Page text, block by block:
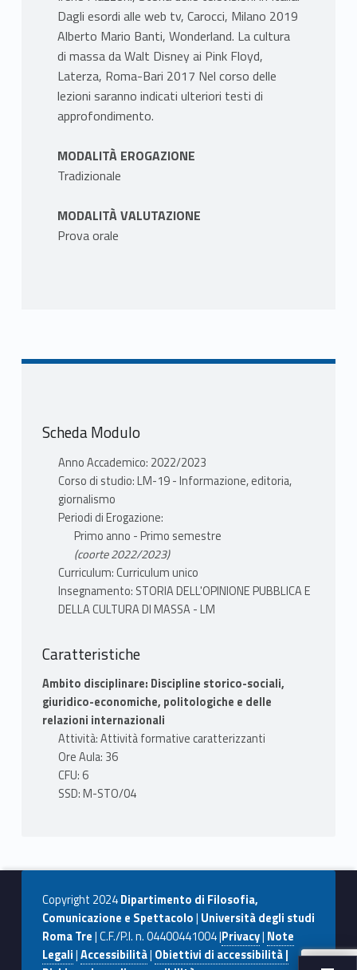
Dagli esordi alle web tv, Carocci, Milano 2019
Alberto Mario Banti, Wonderland. La cultura
di massa da Walt Disney ai Pink Floyd,
Laterza, Roma-Bari 2017 Nel corso delle
lezioni saranno indicati ulteriori testi di
approfondimento.
MODALITÀ EROGAZIONE
Tradizionale
MODALITÀ VALUTAZIONE
Prova orale
Scheda Modulo
Anno Accademico: 2022/2023
Corso di studio: LM-19 - Informazione, editoria,
giornalismo
Periodi di Erogazione:
Primo anno - Primo semestre
(coorte 2022/2023)
Curriculum: Curriculum unico
Insegnamento: STORIA DELL'OPINIONE PUBBLICA E
DELLA CULTURA DI MASSA - LM
Caratteristiche
Ambito disciplinare: Discipline storico-sociali,
giuridico-economiche, politologiche e delle
relazioni internazionali
Attività: Attività formative caratterizzanti
Ore Aula: 36
CFU: 6
SSD: M-STO/04
Copyright 2024Dipartimento di Filosofia,
Comunicazione e Spettacolo| Università degli studi
Roma Tre| C.F./P.I. n. 04400441004 |Privacy| Note
Legali|Accessibilità| Obiettivi di accessibilità |